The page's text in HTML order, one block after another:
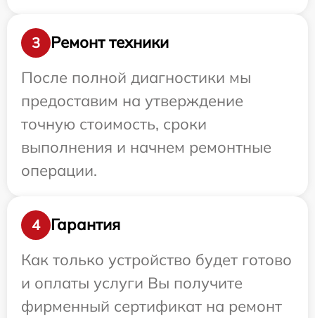
3
Ремонт техники
После полной диагностики мы
предоставим на утверждение
точную стоимость, сроки
выполнения и начнем ремонтные
операции.
4
Гарантия
Как только устройство будет готово
и оплаты услуги Вы получите
фирменный сертификат на ремонт